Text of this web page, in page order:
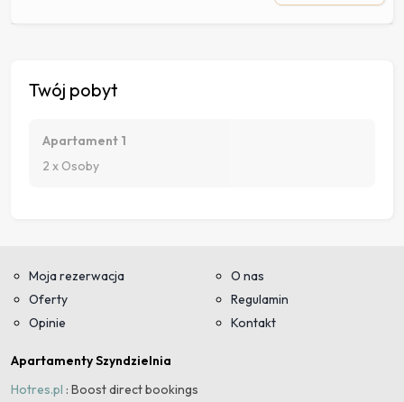
Twój pobyt
Apartament 1
2 x Osoby
Moja rezerwacja
Oferty
Opinie
O nas
Regulamin
Kontakt
Apartamenty Szyndzielnia
Hotres.pl : Boost direct bookings